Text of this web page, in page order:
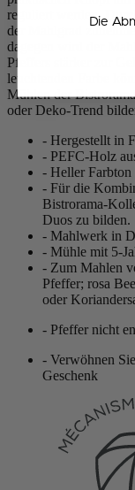
reguliert werden.
der Mahlgrad
dagegen wird der
Pfeffers stärker zur
leuchtenden Farbe
Mühlen der
oder Deko-Trend
- Hergestellt in
- PEFC-Holz
- Heller Farbton
- Für die
Bistrorama-
Duos zu bilden.
- Mahlwerk in
- Mühle mit 5-
- Zum Mahlen
Pfeffer; rosa
oder
- Pfeffer nicht
- Verwöhnen
Geschenk
Die